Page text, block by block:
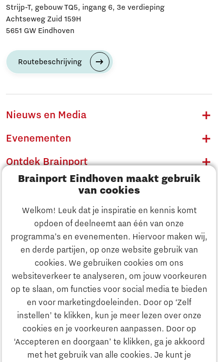
Brainport Eindhoven maakt gebruik
van cookies
Welkom! Leuk dat je inspiratie en kennis komt
opdoen of deelneemt aan één van onze
programma’s en evenementen. Hiervoor maken wij,
en derde partijen, op onze website gebruik van
cookies. We gebruiken cookies om ons
websiteverkeer te analyseren, om jouw voorkeuren
op te slaan, om functies voor social media te bieden
en voor marketingdoeleinden. Door op ‘Zelf
instellen’ te klikken, kun je meer lezen over onze
cookies en je voorkeuren aanpassen. Door op
‘Accepteren en doorgaan’ te klikken, ga je akkoord
met het gebruik van alle cookies. Je kunt je
Ontdek Brainport
Innovatie
Ondernemen
Onderwijs
Strijp-T, gebouw TQ5, ingang 6, 3e verdieping
Achtseweg Zuid 159H
5651 GW Eindhoven
Routebeschrijving
Nieuws en Media
Evenementen
Ontdek Brainport
Innovatie
Ondernemen
Onderwijs
Maatschappelijk
Strategie & Organisatie
Zoeken
Contact
Naar internationale website